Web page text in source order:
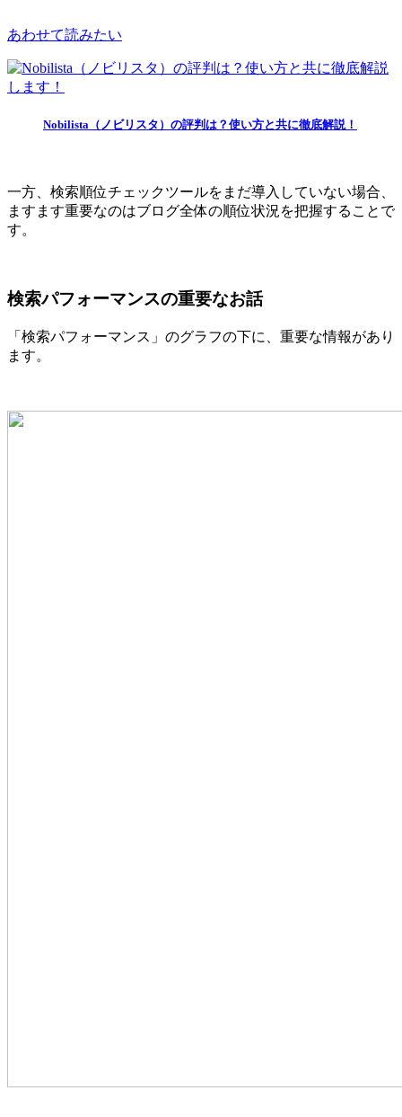
あわせて読みたい
Nobilista（ノビリスタ）の評判は？使い方と共に徹底解説！
一方、検索順位チェックツールをまだ導入していない場合、
ますます重要なのはブログ全体の順位状況を把握することで
す。
検索パフォーマンスの重要なお話
「検索パフォーマンス」のグラフの下に、重要な情報があり
ます。